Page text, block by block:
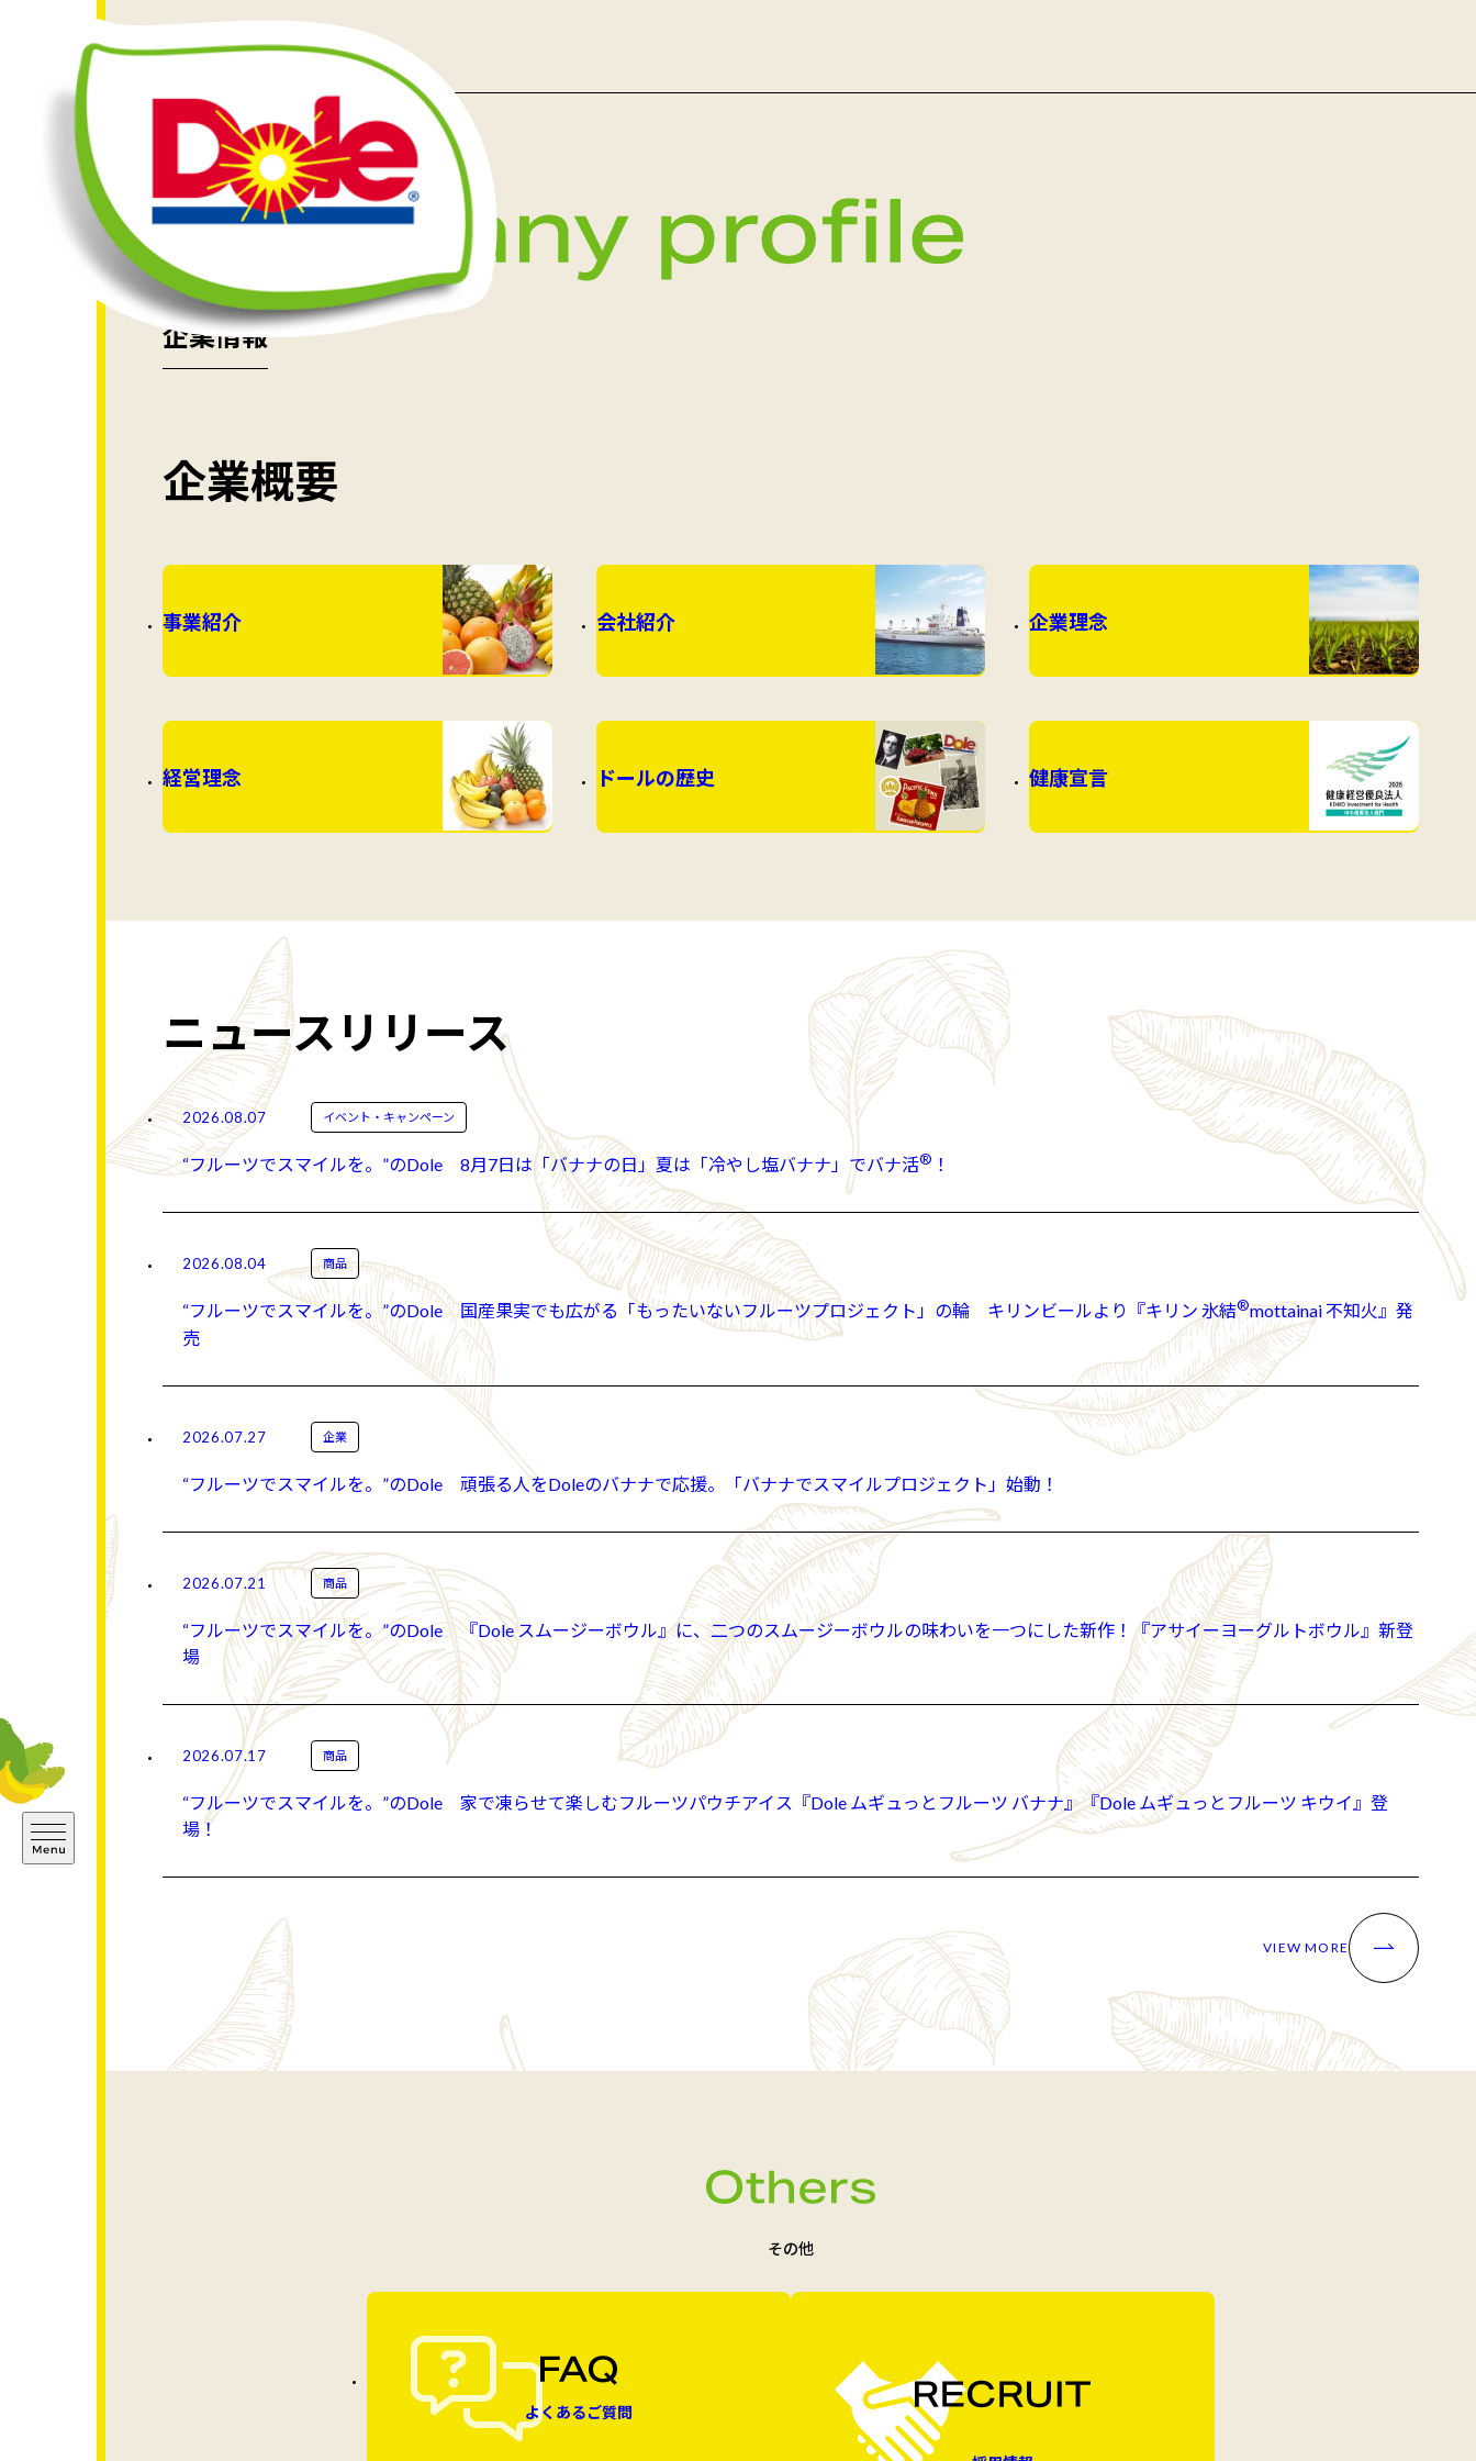
HOME 企業情報
企業情報
企業概要
事業紹介 会社紹介 企業理念
経営理念 ドールの歴史 健康宣言
ニュースリリース
2026.08.07 イベント・キャンペーン
“フルーツでスマイルを。”のDole 8月7日は「バナナの日」夏は「冷やし塩バナナ」でバナ活⁠⁠⁠® ！
2026.08.04 商品
“フルーツでスマイルを。”のDole 国産果実でも広がる「もったいないフルーツプロジェクト」の輪 キリンビールより『キリン 氷結⁠⁠⁠⁠⁠®mottainai 不知火』発
売
2026.07.27 企業
“フルーツでスマイルを。”のDole 頑張る人をDoleのバナナで応援。「バナナでスマイルプロジェクト」始動！
2026.07.21 商品
“フルーツでスマイルを。”のDole 『Dole スムージーボウル』に、二つのスムージーボウルの味わいを一つにした新作！『アサイーヨーグルトボウル』新登
場
2026.07.17 商品
“フルーツでスマイルを。”のDole 家で凍らせて楽しむフルーツパウチアイス『Dole ムギュっとフルーツ バナナ』『Dole ムギュっとフルーツ キウイ』登
場！
VIEW MORE
その他
よくあるご質問